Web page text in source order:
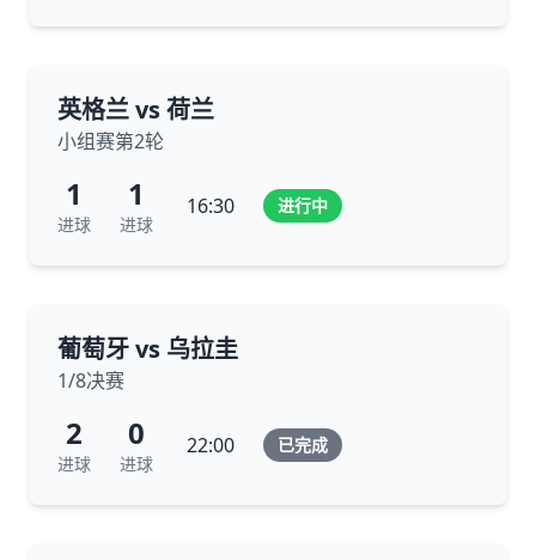
英格兰 vs 荷兰
小组赛第2轮
1
进球
1
进球
16:30 进行中
葡萄牙 vs 乌拉圭
1/8决赛
2
进球
0
进球
22:00 已完成